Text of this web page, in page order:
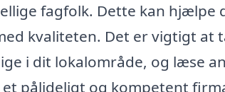
fagfolk. Dette kan hjælpe
kvaliteten. Det er vigtigt at
i dit lokalområde, og læse
pålideligt og kompetent